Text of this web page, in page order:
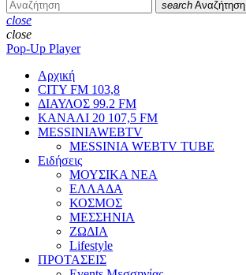
search Αναζήτηση
close
close
Pop-Up Player
Αρχική
CITY FM 103,8
ΔΙΑΥΛΟΣ 99.2 FM
ΚΑΝΑΛΙ 20 107,5 FM
MESSINIAWEBTV
MESSINIA WEBTV TUBE
Eιδήσεις
ΜΟΥΣΙΚΑ ΝΕΑ
ΕΛΛΑΔΑ
ΚΟΣΜΟΣ
ΜΕΣΣΗΝΙΑ
ΖΩΔΙΑ
Lifestyle
ΠΡΟΤΑΣΕΙΣ